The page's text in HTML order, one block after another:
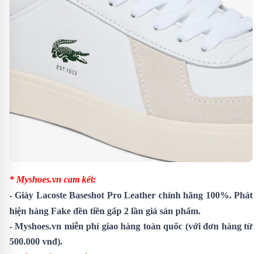
* Myshoes.vn cam kết:
-Giày Lacoste Baseshot Pro Leather chính hãng 100%. Phát
hiện hàng Fake đền tiền gấp 2 lần giá sản phẩm.
- Myshoes.vn miễn phí giao hàng toàn quốc (với đơn hàng từ
500.000 vnđ).